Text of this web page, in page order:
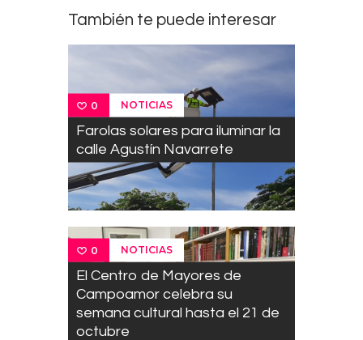
También te puede interesar
0 NOTICIAS
Farolas solares para iluminar la
calle Agustín Navarrete
0 NOTICIAS
El Centro de Mayores de
Campoamor celebra su
semana cultural hasta el 21 de
octubre